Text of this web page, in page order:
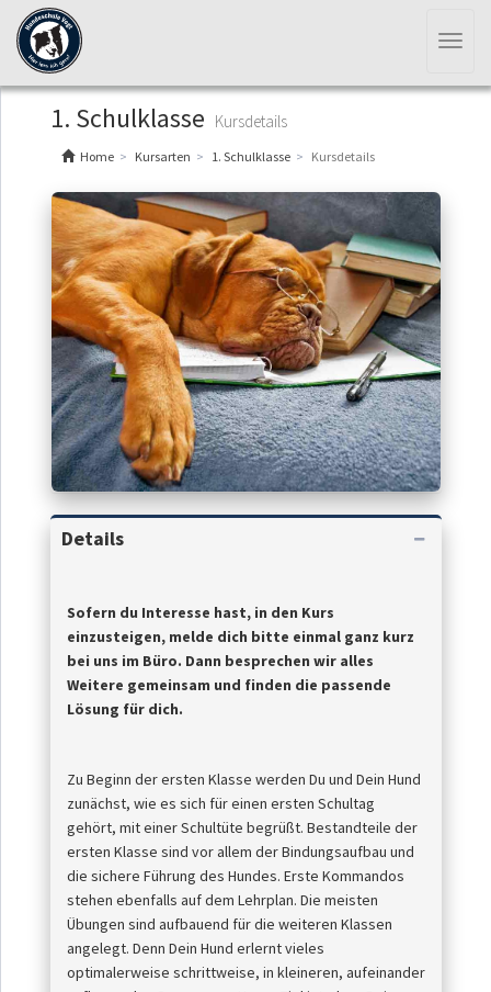
1. Schulklasse Kursdetails
Home Kursarten 1. Schulklasse Kursdetails
Details
Sofern du Interesse hast, in den Kurs
einzusteigen, melde dich bitte einmal ganz kurz
bei uns im Büro. Dann besprechen wir alles
Weitere gemeinsam und finden die passende
Lösung für dich.
Zu Beginn der ersten Klasse werden Du und Dein Hund
zunächst, wie es sich für einen ersten Schultag
gehört, mit einer Schultüte begrüßt. Bestandteile der
ersten Klasse sind vor allem der Bindungsaufbau und
die sichere Führung des Hundes. Erste Kommandos
stehen ebenfalls auf dem Lehrplan. Die meisten
Übungen sind aufbauend für die weiteren Klassen
angelegt. Denn Dein Hund erlernt vieles
optimalerweise schrittweise, in kleineren, aufeinander